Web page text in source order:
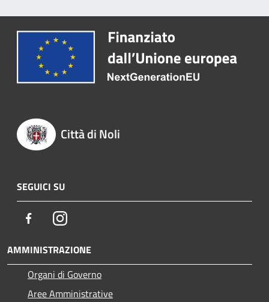
Città di Noli
SEGUICI SU
FacebookInstagram
AMMINISTRAZIONE
Organi di Governo
Aree Amministrative